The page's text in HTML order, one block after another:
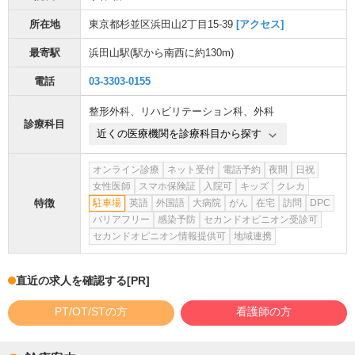
所在地 東京都杉並区浜田山2丁目15-39 [アクセス]
最寄駅 浜田山駅(駅から南西に約130m)
電話 03-3303-0155
診療科目
整形外科、 リハビリテーション科、 外科
近くの医療機関を診療科目から探す
特徴
オンライン診療 ネット受付 電話予約 夜間
日祝
女性医師
スマホ保険証 入院可 キッズ
クレカ
駐車場
英語 外国語 大病院 がん 在宅 訪問
DPC
バリアフリー
感染予防
セカンドオピニオン受診可
セカンドオピニオン情報提供可
地域連携
直近の求人を確認する[PR]
PT/OT/STの方 看護師の方